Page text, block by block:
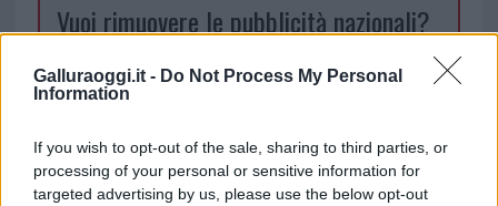
Galluraoggi.it - Do Not Process My Personal
Information
If you wish to opt-out of the sale, sharing to third parties, or
processing of your personal or sensitive information for
targeted advertising by us, please use the below opt-out
Vuoi rimuovere le pubblicità nazionali?
Puoi abbonarti asoli € 1,10 al mese
cliccando
Sei già abbonato?